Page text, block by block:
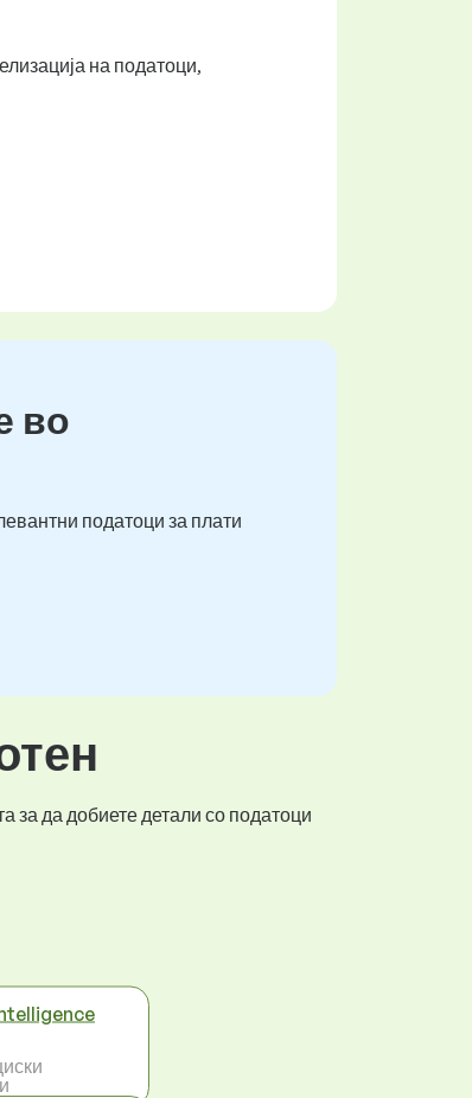
на податоци,
во
податоци за плати
за да добиете детали со податоци